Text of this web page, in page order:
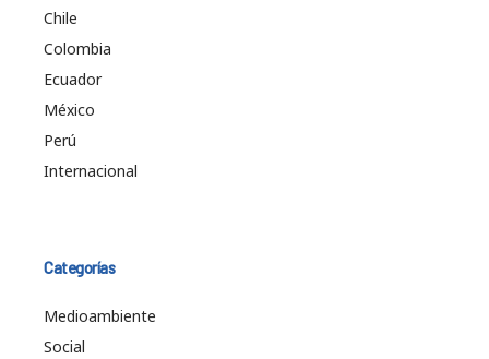
Chile
Colombia
Ecuador
México
Perú
Internacional
Categorías
Medioambiente
Social